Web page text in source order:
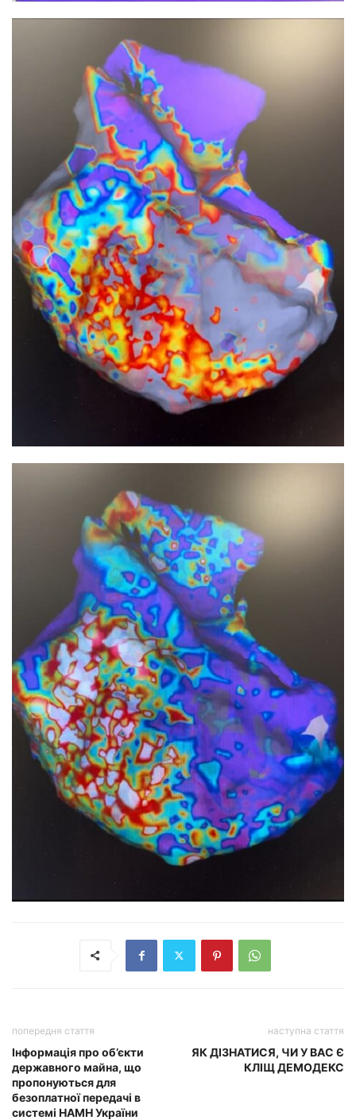
попередня стаття
Інформація про об’єкти
державного майна, що
пропонуються для
безоплатної передачі в
системі НАМН України
наступна стаття
ЯК ДІЗНАТИСЯ, ЧИ У ВАС Є
КЛІЩ ДЕМОДЕКС